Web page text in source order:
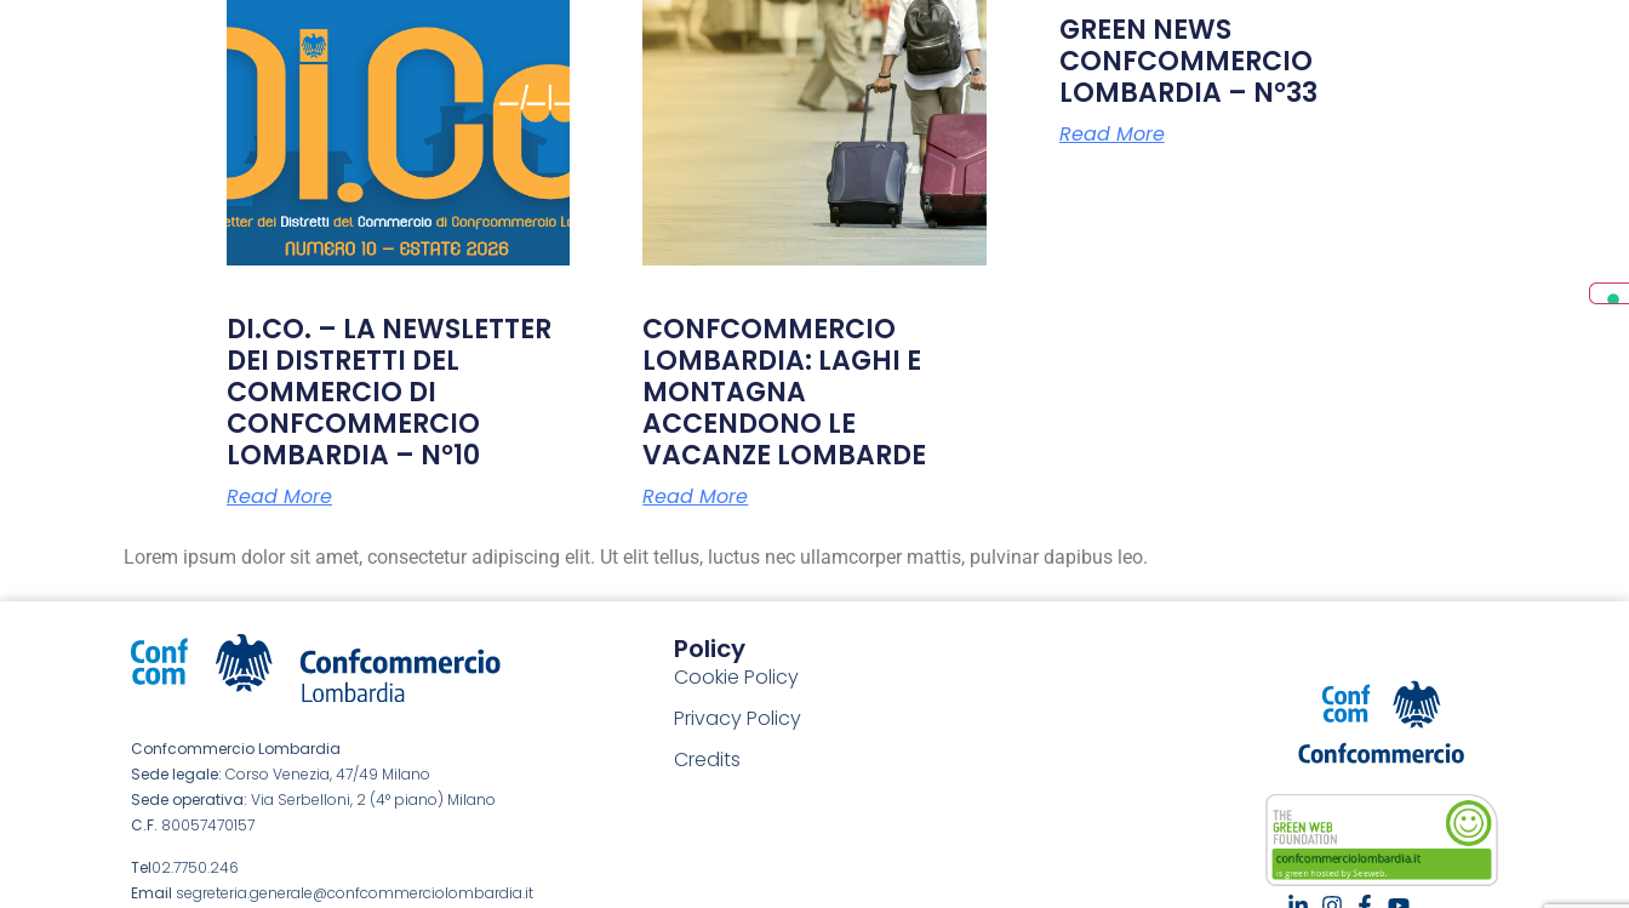
DI.CO. – LA NEWSLETTER
DEI DISTRETTI DEL
COMMERCIO DI
CONFCOMMERCIO
LOMBARDIA – N°10
Read More
CONFCOMMERCIO
LOMBARDIA: LAGHI E
MONTAGNA
ACCENDONO LE
VACANZE LOMBARDE
Read More
GREEN NEWS
CONFCOMMERCIO
LOMBARDIA – N°33
Read More
Lorem ipsum dolor sit amet, consectetur adipiscing elit. Ut elit tellus, luctus nec ullamcorper mattis, pulvinar dapibus leo.
Confcommercio Lombardia
Sede legale: Corso Venezia, 47/49 Milano
Sede operativa: Via Serbelloni, 2 (4° piano) Milano
C.F. 80057470157
Tel02.7750.246
Email segreteria.generale@confcommerciolombardia.it
Policy
Cookie Policy
Privacy Policy
Credits